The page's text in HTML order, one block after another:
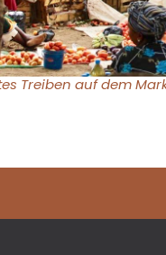
Treiben auf dem